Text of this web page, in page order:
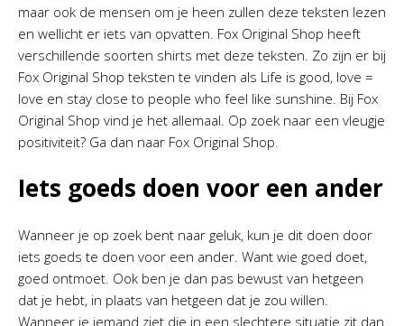
maar ook de mensen om je heen zullen deze teksten lezen
en wellicht er iets van opvatten. Fox Original Shop heeft
verschillende soorten shirts met deze teksten. Zo zijn er bij
Fox Original Shop teksten te vinden als Life is good, love =
love en stay close to people who feel like sunshine. Bij Fox
Original Shop vind je het allemaal. Op zoek naar een vleugje
positiviteit? Ga dan naar Fox Original Shop.
Iets goeds doen voor een ander
Wanneer je op zoek bent naar geluk, kun je dit doen door
iets goeds te doen voor een ander. Want wie goed doet,
goed ontmoet. Ook ben je dan pas bewust van hetgeen
dat je hebt, in plaats van hetgeen dat je zou willen.
Wanneer je iemand ziet die in een slechtere situatie zit dan